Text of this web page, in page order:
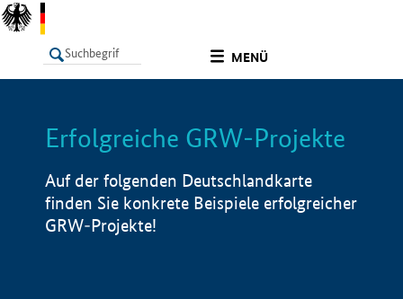
MENÜ
LISTE Info
Erfolgreiche GRW-Projekte
Auf der folgenden Deutschlandkarte
finden Sie konkrete Beispiele erfolgreicher
GRW-Projekte!